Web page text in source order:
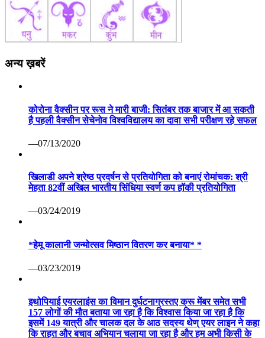
—07/13/2020
मेहता 82वीं अखिल भारतीय सिंधिया स्वर्ण कप हॉकी प्रतियोगिता
*हेमू कालानी जन्मोत्सव मिष्ठान वितरण कर बनाया* *
—03/23/2019
इथोपियाई एयरलाइंस का विमान दुर्घटनाग्रस्तए क्रू मेंबर समेत सभी
157 लोगों की मौत बताया जा रहा है कि विश्वास किया जा रहा है कि
कि राहत और बचाव अभियान चलाया जा रहा है और हम अभी किसी के
—03/10/2019